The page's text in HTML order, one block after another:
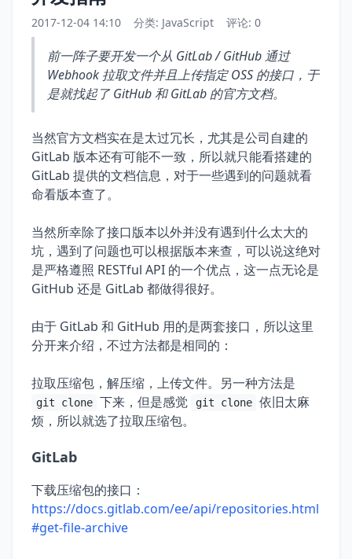
2017-12-04 14:10 分类: JavaScript 评论: 0
前一阵子要开发一个从 GitLab / GitHub 通过
Webhook 拉取文件并且上传指定 OSS 的接口，于
是就找起了 GitHub 和 GitLab 的官方文档。
当然官方文档实在是太过冗长，尤其是公司自建的
GitLab 版本还有可能不一致，所以就只能看搭建的
GitLab 提供的文档信息，对于一些遇到的问题就看
命看版本查了。
当然所幸除了接口版本以外并没有遇到什么太大的
坑，遇到了问题也可以根据版本来查，可以说这绝对
是严格遵照 RESTful API 的一个优点，这一点无论是
GitHub 还是 GitLab 都做得很好。
由于 GitLab 和 GitHub 用的是两套接口，所以这里
分开来介绍，不过方法都是相同的：
拉取压缩包，解压缩，上传文件。另一种方法是
git clone 下来，但是感觉 git clone 依旧太麻
烦，所以就选了拉取压缩包。
GitLab
下载压缩包的接口：
https://docs.gitlab.com/ee/api/repositories.html
#get-file-archive